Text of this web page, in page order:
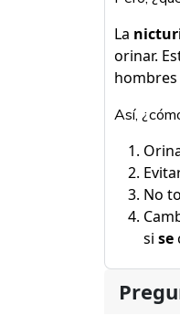
La
orinar.
Así,
No
si se